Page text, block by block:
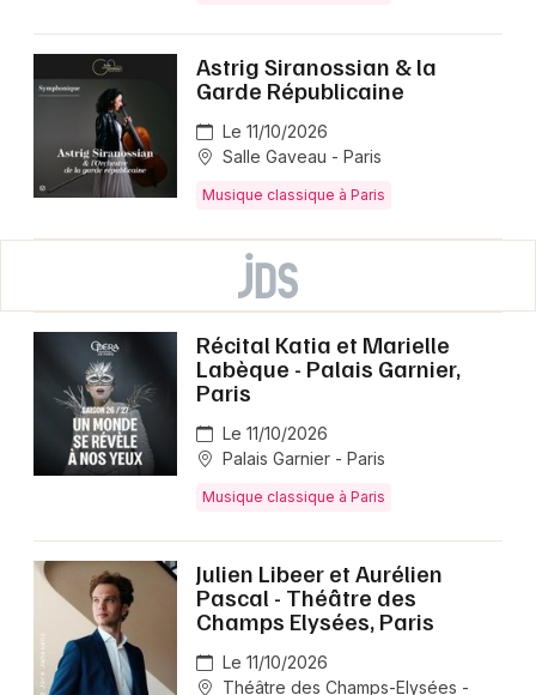
Astrig Siranossian & la
Garde Républicaine
Le 11/10/2026
Salle Gaveau - Paris
Musique classique à Paris
Récital Katia et Marielle
Labèque - Palais Garnier,
Paris
Le 11/10/2026
Palais Garnier - Paris
Musique classique à Paris
Julien Libeer et Aurélien
Pascal - Théâtre des
Champs Elysées, Paris
Le 11/10/2026
Théâtre des Champs-Elysées -